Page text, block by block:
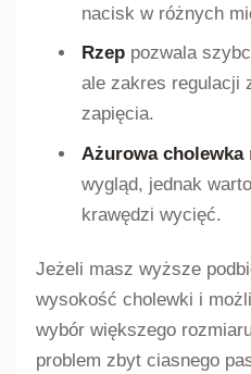
nacisk w różnych
Rzep pozwala
ale zakres regulacji
zapięcia.
Ażurowa cholewka
wygląd, jednak
krawędzi wycięć.
Jeżeli masz wyższe
wysokość cholewki i
wybór większego
problem zbyt ciasnego